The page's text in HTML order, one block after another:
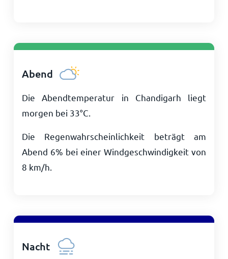
Abend
Die Abendtemperatur in Chandigarh liegt
morgen bei 33°C
Die Regenwahrscheinlichkeit beträgt am
Abend 6% bei einer Windgeschwindigkeit von
8 km/h
Nacht